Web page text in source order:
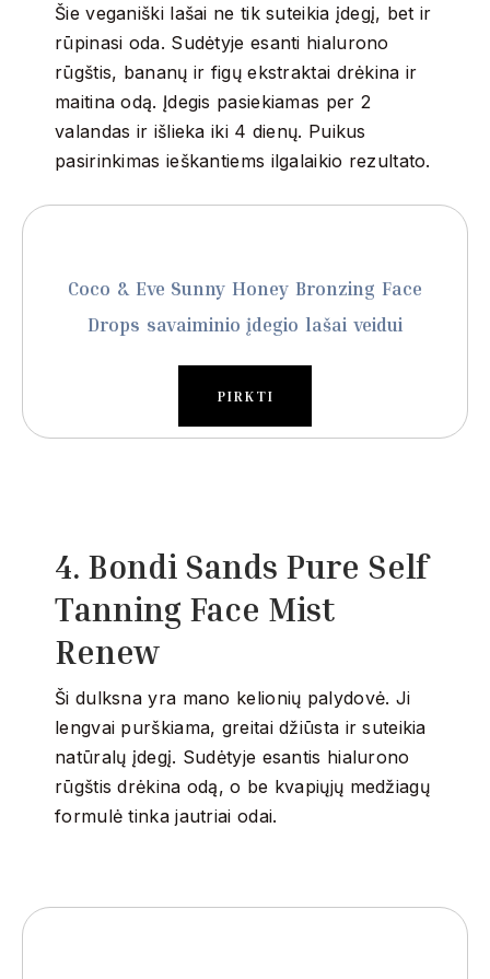
Šie veganiški lašai ne tik suteikia įdegį, bet ir
rūpinasi oda. Sudėtyje esanti hialurono
rūgštis, bananų ir figų ekstraktai drėkina ir
maitina odą. Įdegis pasiekiamas per 2
valandas ir išlieka iki 4 dienų. Puikus
pasirinkimas ieškantiems ilgalaikio rezultato.
Coco & Eve Sunny Honey Bronzing Face
Drops savaiminio įdegio lašai veidui
PIRKTI
4. Bondi Sands Pure Self
Tanning Face Mist
Renew
Ši dulksna yra mano kelionių palydovė. Ji
lengvai purškiama, greitai džiūsta ir suteikia
natūralų įdegį. Sudėtyje esantis hialurono
rūgštis drėkina odą, o be kvapiųjų medžiagų
formulė tinka jautriai odai.